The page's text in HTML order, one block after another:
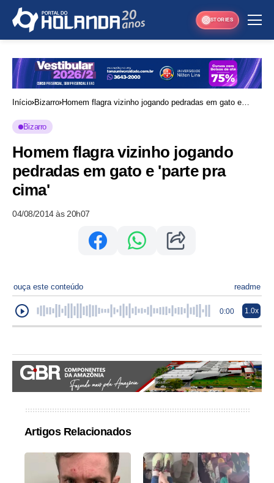
STORIES
Início Bizarro Homem flagra vizinho jogando pedradas em gato e
Bizarro
Homem flagra vizinho jogando
pedradas em gato e 'parte pra
cima'
04/08/2014 às 20h07
ouça este conteúdo readme
0:00 1.0x
Artigos Relacionados